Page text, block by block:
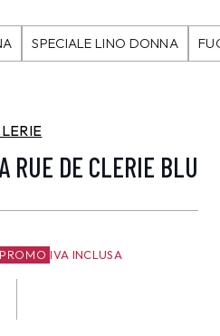
SPECIALE LINO DONNA
RUE DE CLERIE BLU
IVA INCLUSA